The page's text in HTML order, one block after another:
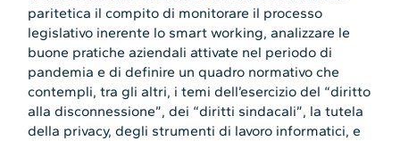
paritetica il compito di monitorare il processo
legislativo inerente lo smart working, analizzare le
buone pratiche aziendali attivate nel periodo di
pandemia e di definire un quadro normativo che
contempli, tra gli altri, i temi dell’esercizio del “diritto
alla disconnessione”, dei “diritti sindacali”, la tutela
della privacy, degli strumenti di lavoro informatici, e